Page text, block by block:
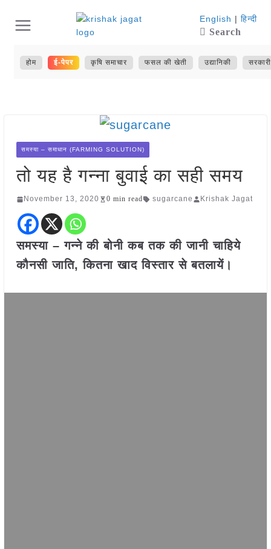
content
English | हिन्दी
Search
होम ई-पेपर कृषि समाचार फसल की खेती उद्यानिकी
समस्या – समाधान (FARMING SOLUTION)
तो यह है गन्ना बुवाई का सही समय
November 13, 2020 0 min read sugarcane Krishak Jagat
समस्या – गन्ने की बोनी कब तक की जानी चाहिये
कौनसी जाति, कितना खाद विस्तार से बतलायें।